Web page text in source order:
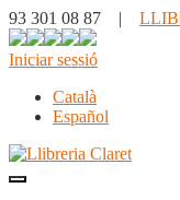
93 301 08 87 |
Iniciar sessió
Català
Español